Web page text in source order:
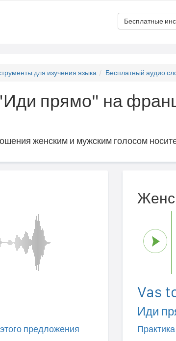
Бесплатные
для изучения языка Бесплатный аудио
прямо" на
женским и мужским голосом
предложения
Vas
Иди